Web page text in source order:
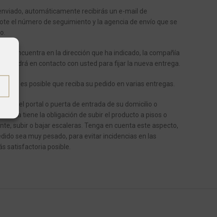
automáticamente recibirás un e-mail de
el número de seguimiento y la agencia de envío que se
se encuentra en la dirección que ha indicado, la compañía
pondrá en contacto con usted para fijar la nueva entrega.
es posible que reciba su pedido en varias entregas.
en el portal o puerta de entrada de su domicilio o
tiene la obligación de subir el producto a pisos o
subir o bajar escaleras. Tenga en cuenta este aspecto,
sea muy pesado, para evitar incidencias en las
satisfactoria posible.